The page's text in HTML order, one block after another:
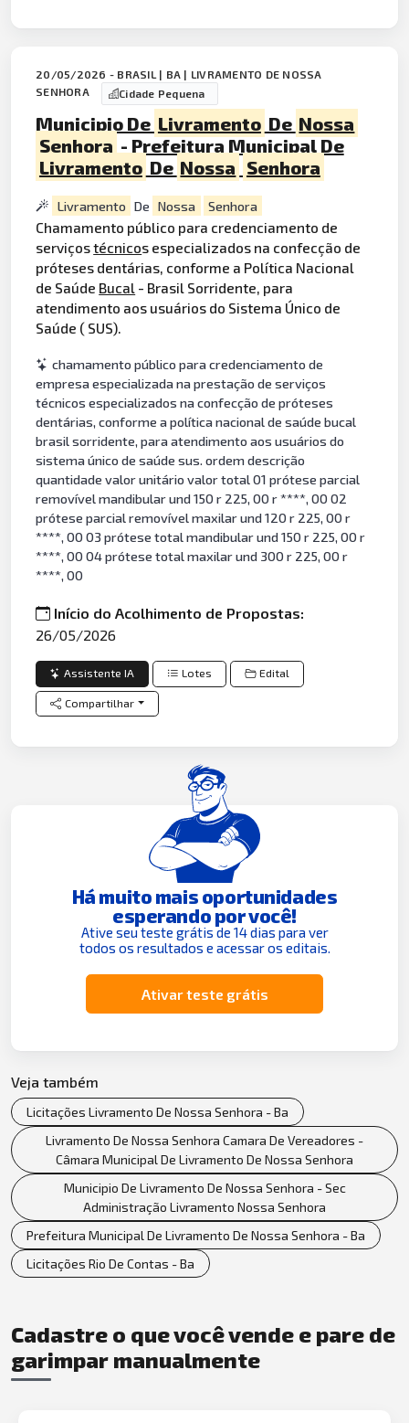
20/05/2026 - BRASIL | BA | LIVRAMENTO DE NOSSA
SENHORA
Cidade Pequena
Municipio De Livramento De Nossa
Senhora - Prefeitura Municipal De
Livramento De Nossa Senhora
Livramento De Nossa Senhora
Chamamento público para credenciamento de
serviçostécnicos especializados na confecção de
próteses dentárias, conforme a Política Nacional
de Saúde Bucal - Brasil Sorridente, para
atendimento aos usuários do Sistema Único de
Saúde ( SUS).
chamamento público para credenciamento de
empresa especializada na prestação de serviços
técnicos especializados na confecção de próteses
dentárias, conforme a política nacional de saúde bucal
brasil sorridente, para atendimento aos usuários do
sistema único de saúde sus. ordem descrição
quantidade valor unitário valor total 01 prótese parcial
removível mandibular und 150 r 225, 00 r ****, 00 02
prótese parcial removível maxilar und 120 r 225, 00 r
****, 00 03 prótese total mandibular und 150 r 225, 00 r
****, 00 04 prótese total maxilar und 300 r 225, 00 r
****, 00
Início do Acolhimento de Propostas:
26/05/2026
Assistente IA Lotes Edital
Compartilhar
Há muito mais oportunidades
esperando por você!
Ative seu teste grátis de 14 dias para ver
todos os resultados e acessar os editais.
Ativar teste grátis
Veja também
Licitações Livramento De Nossa Senhora - Ba
Livramento De Nossa Senhora Camara De Vereadores -
Câmara Municipal De Livramento De Nossa Senhora
Municipio De Livramento De Nossa Senhora - Sec
Administração Livramento Nossa Senhora
Prefeitura Municipal De Livramento De Nossa Senhora - Ba
Licitações Rio De Contas - Ba
Cadastre o que você vende e pare de
garimpar manualmente